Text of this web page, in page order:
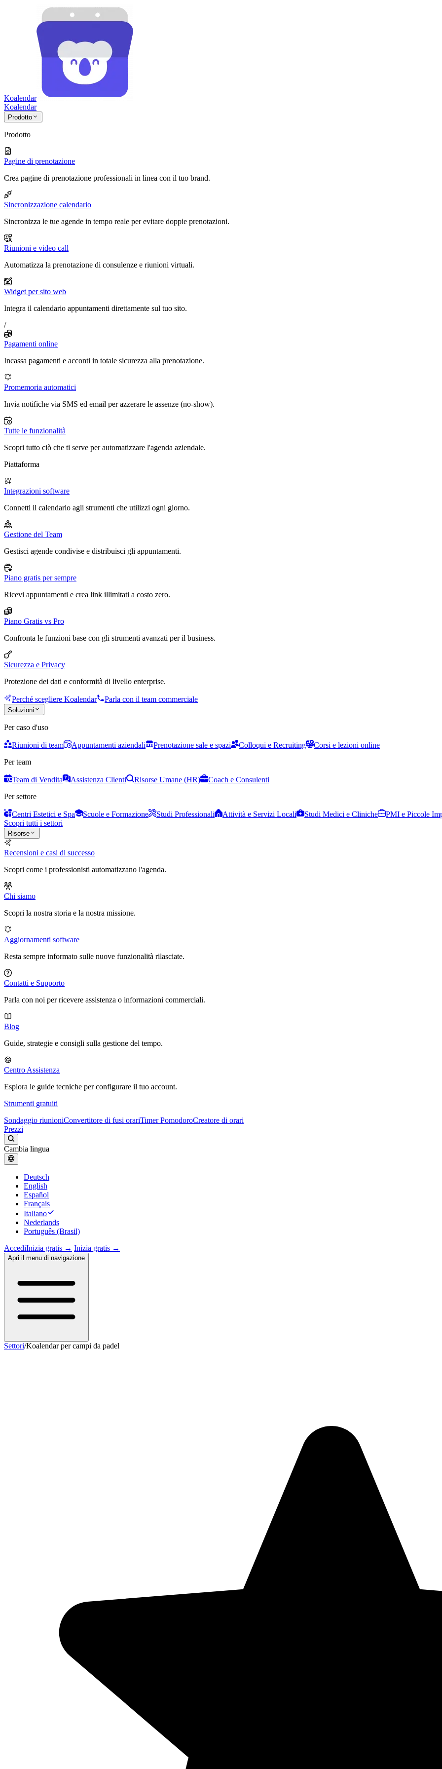
Koalendar
Koalendar
Prodotto
Prodotto
Pagine di prenotazione
Crea pagine di prenotazione professionali in linea con il tuo brand.
Sincronizzazione calendario
Sincronizza le tue agende in tempo reale per evitare doppie prenotazioni.
Riunioni e video call
Automatizza la prenotazione di consulenze e riunioni virtuali.
Widget per sito web
Integra il calendario appuntamenti direttamente sul tuo sito.
/
Pagamenti online
Incassa pagamenti e acconti in totale sicurezza alla prenotazione.
Promemoria automatici
Invia notifiche via SMS ed email per azzerare le assenze (no-show).
Tutte le funzionalità
Scopri tutto ciò che ti serve per automatizzare l'agenda aziendale.
Piattaforma
Integrazioni software
Connetti il calendario agli strumenti che utilizzi ogni giorno.
Gestione del Team
Gestisci agende condivise e distribuisci gli appuntamenti.
Piano gratis per sempre
Ricevi appuntamenti e crea link illimitati a costo zero.
Piano Gratis vs Pro
Confronta le funzioni base con gli strumenti avanzati per il business.
Sicurezza e Privacy
Protezione dei dati e conformità di livello enterprise.
Perché scegliere Koalendar Parla con il team commerciale
Soluzioni
Per caso d'uso
Riunioni di team Appuntamenti aziendali Prenotazione sale e spazi Colloqui e Recruiting
Corsi e lezioni online
Per team
Team di Vendita Assistenza Clienti Risorse Umane (HR)
Coach e Consulenti
Per settore
Centri Estetici e Spa Scuole e Formazione Studi Professionali Attività e Servizi Locali Studi Medici e Cliniche
PMI e Piccole
Scopri tutti i settori
Risorse
Recensioni e casi di successo
Scopri come i professionisti automatizzano l'agenda.
Chi siamo
Scopri la nostra storia e la nostra missione.
Aggiornamenti software
Resta sempre informato sulle nuove funzionalità rilasciate.
Contatti e Supporto
Parla con noi per ricevere assistenza o informazioni commerciali.
Blog
Guide, strategie e consigli sulla gestione del tempo.
Centro Assistenza
Esplora le guide tecniche per configurare il tuo account.
Strumenti gratuiti
Sondaggio riunioniConvertitore di fusi orariTimer PomodoroCreatore di orari
Prezzi
Cambia lingua
Deutsch
English
Español
Français
Italiano
Nederlands
Português (Brasil)
AccediInizia gratis → Inizia gratis →
Apri il menu di navigazione
Settori/Koalendar per campi da padel